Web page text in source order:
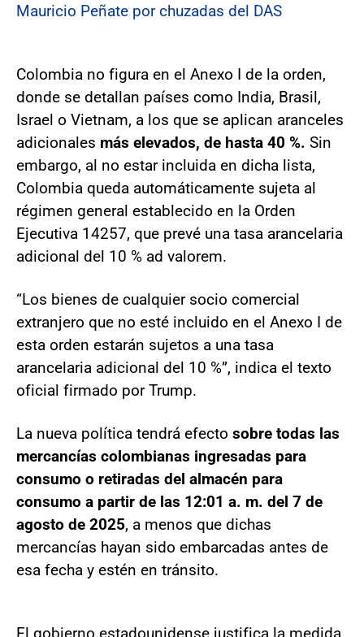
Mauricio Peñate por chuzadas del DAS
Colombia no figura en el Anexo I de la orden,
donde se detallan países como India, Brasil,
Israel o Vietnam, a los que se aplican aranceles
adicionales más elevados, de hasta 40 %. Sin
embargo, al no estar incluida en dicha lista,
Colombia queda automáticamente sujeta al
régimen general establecido en la Orden
Ejecutiva 14257, que prevé una tasa arancelaria
adicional del 10 % ad valorem.
“Los bienes de cualquier socio comercial
extranjero que no esté incluido en el Anexo I de
esta orden estarán sujetos a una tasa
arancelaria adicional del 10 %”, indica el texto
oficial firmado por Trump.
La nueva política tendrá efecto sobre todas las
mercancías colombianas ingresadas para
consumo o retiradas del almacén para
consumo a partir de las 12:01 a. m. del 7 de
agosto de 2025, a menos que dichas
mercancías hayan sido embarcadas antes de
esa fecha y estén en tránsito.
El gobierno estadounidense justifica la medida